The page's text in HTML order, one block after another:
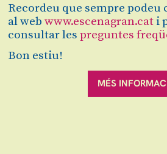
dissabte
16
des
17:00 h
Teatre Auditori de
Recordeu que sempre podeu
al web www.escenagran.cati
consultar les preguntes
Bon estiu!
MÉS